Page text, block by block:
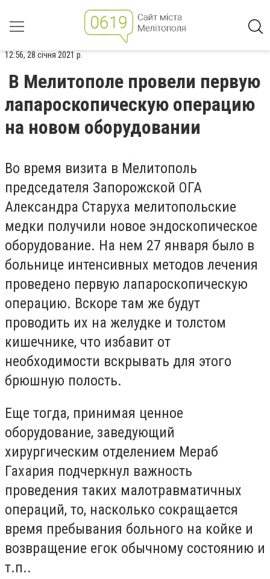
12:56, 28 січня 2021 р.
В Мелитополе провели первую
лапароскопическую операцию
на новом оборудовании
Во время визита в Мелитополь
председателя Запорожской ОГА
Александра Старуха мелитопольские
медки получили новое эндоскопическое
оборудование. На нем 27 января было в
больнице интенсивных методов лечения
проведено первую лапароскопическую
операцию. Вскоре там же будут
проводить их на желудке и толстом
кишечнике, что избавит от
необходимости вскрывать для этого
брюшную полость.
Еще тогда, принимая ценное
оборудование, заведующий
хирургическим отделением Мераб
Гахария подчеркнул важность
проведения таких малотравматичных
операций, то, насколько сокращается
время пребывания больного на койке и
возвращение егок обычному состоянию и
т.п..